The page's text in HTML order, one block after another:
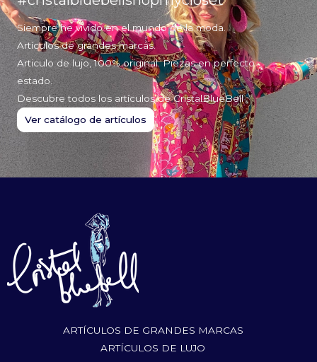
Siempre he vivido en el mundo de la moda.
Artículos de grandes marcas.
Articulo de lujo, 100% original. Piezas en perfecto
estado.
Descubre todos los artículos de CristalBlueBell
Ver catálogo de artículos
ARTÍCULOS DE GRANDES MARCAS
ARTÍCULOS DE LUJO